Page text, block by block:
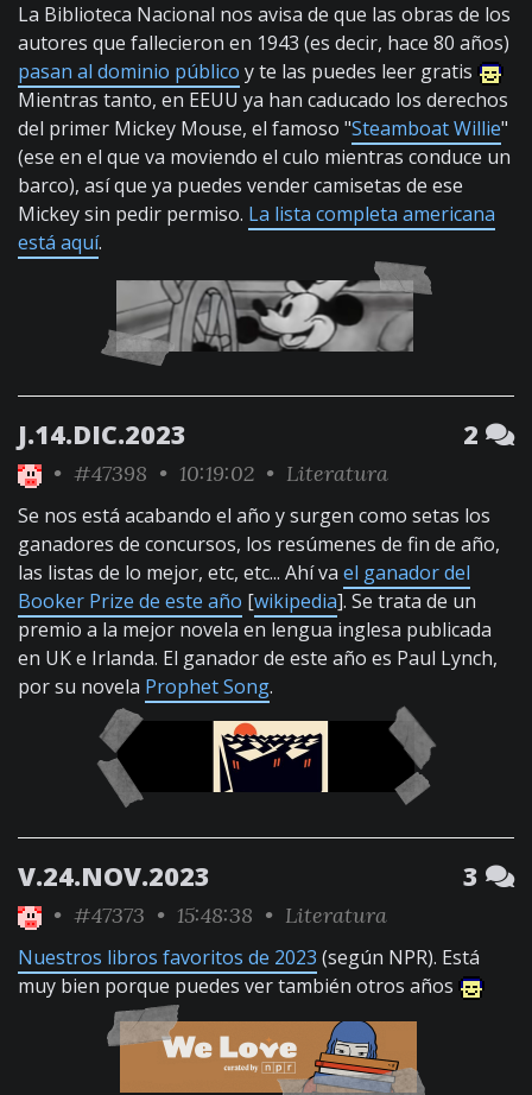
La Biblioteca Nacional nos avisa de que las obras de los
autores que fallecieron en 1943 (es decir, hace 80 años)
pasan al dominio público y te las puedes leer gratis
Mientras tanto, en EEUU ya han caducado los derechos
del primer Mickey Mouse, el famoso "Steamboat Willie"
(ese en el que va moviendo el culo mientras conduce un
barco), así que ya puedes vender camisetas de ese
Mickey sin pedir permiso. La lista completa americana
está aquí.
J.14.DIC.2023 2
• #47398 • 10:19:02 • Literatura
Se nos está acabando el año y surgen como setas los
ganadores de concursos, los resúmenes de fin de año,
las listas de lo mejor, etc, etc... Ahí va el ganador del
Booker Prize de este año [wikipedia]. Se trata de un
premio a la mejor novela en lengua inglesa publicada
en UK e Irlanda. El ganador de este año es Paul Lynch,
por su novela Prophet Song.
V.24.NOV.2023 3
• #47373 • 15:48:38 • Literatura
Nuestros libros favoritos de 2023 (según NPR). Está
muy bien porque puedes ver también otros años